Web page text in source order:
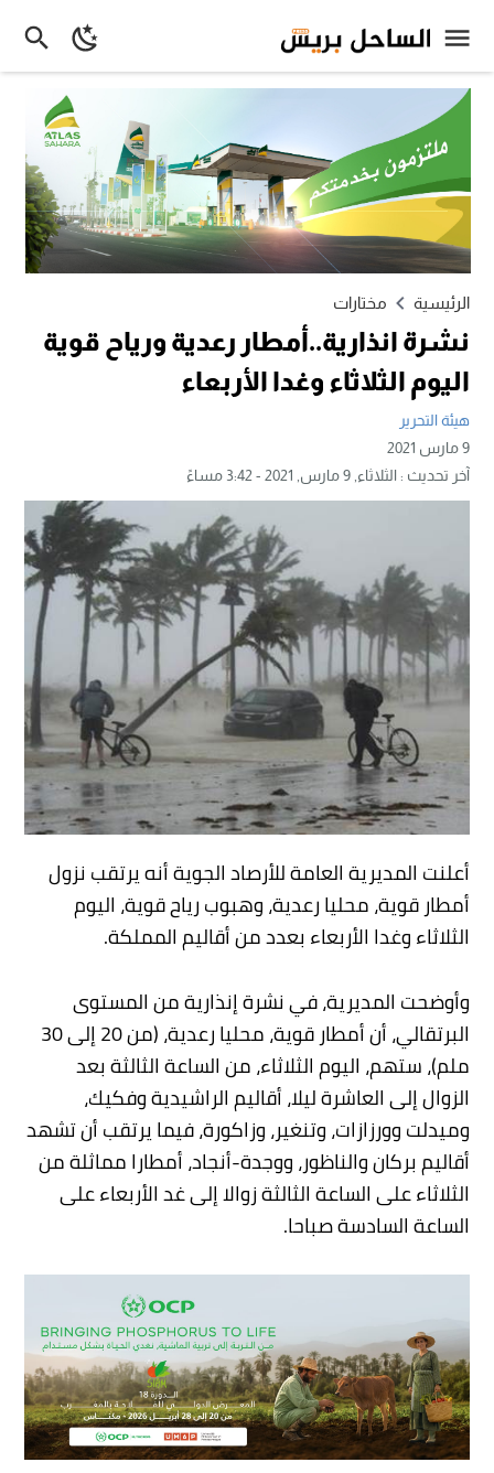
الرئيسية مختارات
نشرة انذارية..أمطار رعدية ورياح قوية
اليوم الثلاثاء وغدا الأربعاء
هيئة التحرير
9 مارس 2021
آخر تحديث :الثلاثاء, 9 مارس, 2021 - 3:42 مساءً
أعلنت المديرية العامة للأرصاد الجوية أنه يرتقب نزول
أمطار قوية، محليا رعدية، وهبوب رياح قوية، اليوم
الثلاثاء وغدا الأربعاء بعدد من أقاليم المملكة.
وأوضحت المديرية، في نشرة إنذارية من المستوى
البرتقالي، أن أمطار قوية، محليا رعدية، (من 20 إلى 30
ملم)، ستهم، اليوم الثلاثاء، من الساعة الثالثة بعد
الزوال إلى العاشرة ليلا، أقاليم الراشيدية وفكيك،
وميدلت وورزازات، وتنغير، وزاكورة، فيما يرتقب أن تشهد
أقاليم بركان والناظور، ووجدة-أنجاد، أمطارا مماثلة من
الثلاثاء على الساعة الثالثة زوالا إلى غد الأربعاء على
الساعة السادسة صباحا.